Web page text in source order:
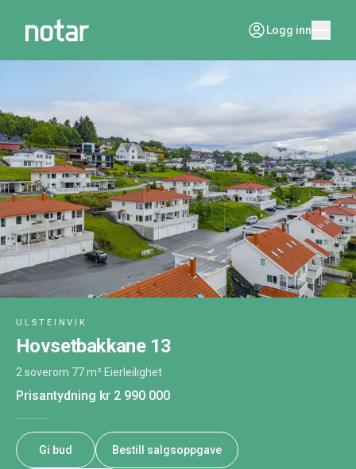
Logg inn
ULSTEINVIK
Hovsetbakkane 13
2 soverom·77 m²·Eierleilighet
Prisantydning kr 2 990 000
Gi bud Bestill salgsoppgave